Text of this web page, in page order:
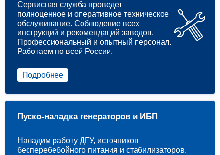
Сервисная служба проведет
полноценное и оперативное техническое
обслуживание. Соблюдение всех
инструкций и рекомендаций заводов.
Профессиональный и опытный персонал.
Работаем по всей России.
Подробнее
Пуско-наладка генераторов и ИБП
Наладим работу ДГУ, источников
бесперебебойного питания и стабилизаторов.